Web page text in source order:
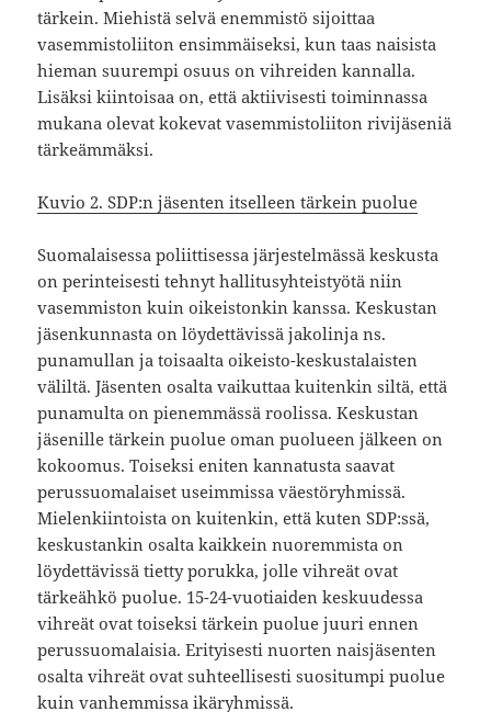
tärkein. Miehistä selvä enemmistö sijoittaa
vasemmistoliiton ensimmäiseksi, kun taas naisista
hieman suurempi osuus on vihreiden kannalla.
Lisäksi kiintoisaa on, että aktiivisesti toiminnassa
mukana olevat kokevat vasemmistoliiton rivijäseniä
tärkeämmäksi.
Kuvio 2. SDP:n jäsenten itselleen tärkein puolue
Suomalaisessa poliittisessa järjestelmässä keskusta
on perinteisesti tehnyt hallitusyhteistyötä niin
vasemmiston kuin oikeistonkin kanssa. Keskustan
jäsenkunnasta on löydettävissä jakolinja ns.
punamullan ja toisaalta oikeisto-keskustalaisten
väliltä. Jäsenten osalta vaikuttaa kuitenkin siltä, että
punamulta on pienemmässä roolissa. Keskustan
jäsenille tärkein puolue oman puolueen jälkeen on
kokoomus. Toiseksi eniten kannatusta saavat
perussuomalaiset useimmissa väestöryhmissä.
Mielenkiintoista on kuitenkin, että kuten SDP:ssä,
keskustankin osalta kaikkein nuoremmista on
löydettävissä tietty porukka, jolle vihreät ovat
tärkeähkö puolue. 15-24-vuotiaiden keskuudessa
vihreät ovat toiseksi tärkein puolue juuri ennen
perussuomalaisia. Erityisesti nuorten naisjäsenten
osalta vihreät ovat suhteellisesti suositumpi puolue
kuin vanhemmissa ikäryhmissä.